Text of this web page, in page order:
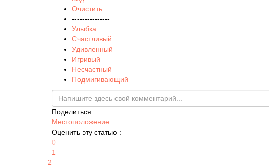
Очистить
---------------
Улыбка
Счастливый
Удивленный
Игривый
Несчастный
Подмигивающий
Поделиться
Местоположение
Оценить эту статью :
0
1
2